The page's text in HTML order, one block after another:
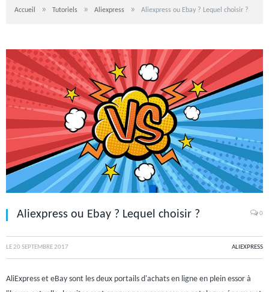
Accueil » Tutoriels » Aliexpress » Aliexpress ou Ebay ? Lequel choisir ?
Aliexpress ou Ebay ? Lequel choisir ? 0
LE20 SEPTEMBRE 2017 ALIEXPRESS
AliExpress et eBay sont les deux portails d'achats en ligne en plein essor à